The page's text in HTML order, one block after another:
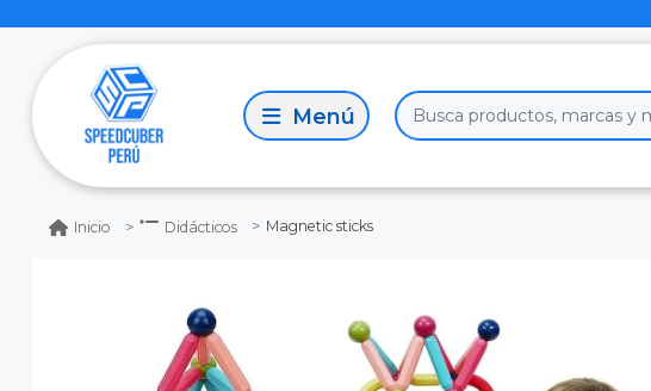
Inicio Didácticos Magnetic sticks